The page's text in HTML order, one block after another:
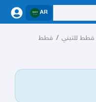
AR
قطط للتبني / قطط